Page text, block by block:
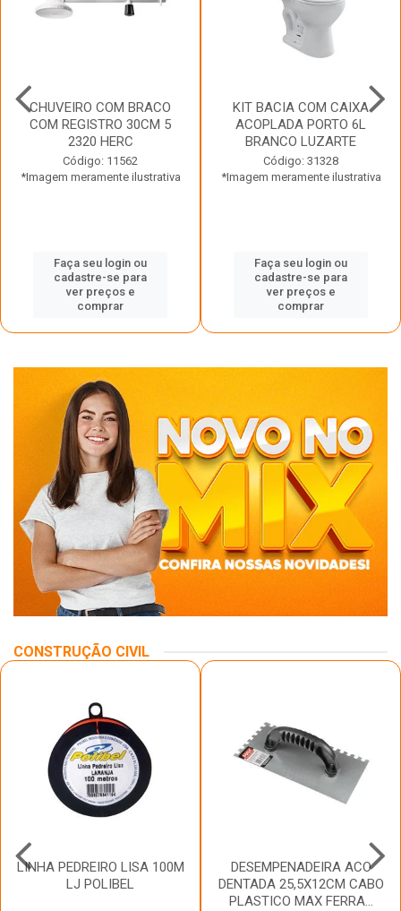
CHUVEIRO COM BRACO
COM REGISTRO 30CM 5
2320 HERC
Código: 11562
*Imagem meramente ilustrativa
Faça seu login ou
cadastre-se para
ver preços e
comprar
KIT BACIA COM CAIXA
ACOPLADA PORTO 6L
BRANCO LUZARTE
Código: 31328
*Imagem meramente ilustrativa
Faça seu login ou
cadastre-se para
ver preços e
comprar
CONSTRUÇÃO CIVIL
LINHA PEDREIRO LISA 100M
LJ POLIBEL
DESEMPENADEIRA ACO
DENTADA 25,5X12CM CABO
PLASTICO MAX FERRA...